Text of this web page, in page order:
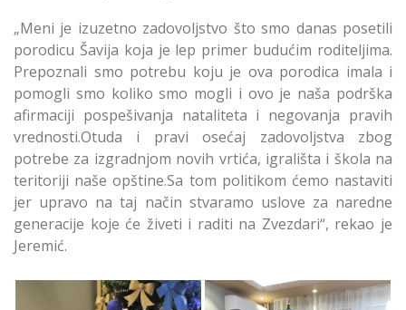
„Meni je izuzetno zadovoljstvo što smo danas posetili
porodicu Šavija koja je lep primer budućim roditeljima.
Prepoznali smo potrebu koju je ova porodica imala i
pomogli smo koliko smo mogli i ovo je naša podrška
afirmaciji pospešivanja nataliteta i negovanja pravih
vrednosti.Otuda i pravi osećaj zadovoljstva zbog
potrebe za izgradnjom novih vrtića, igrališta i škola na
teritoriji naše opštine.Sa tom politikom ćemo nastaviti
jer upravo na taj način stvaramo uslove za naredne
generacije koje će živeti i raditi na Zvezdari“, rekao je
Jeremić.